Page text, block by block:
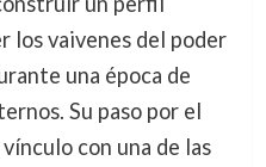
los vaivenes del poder
una época de
Su paso por el
con una de las